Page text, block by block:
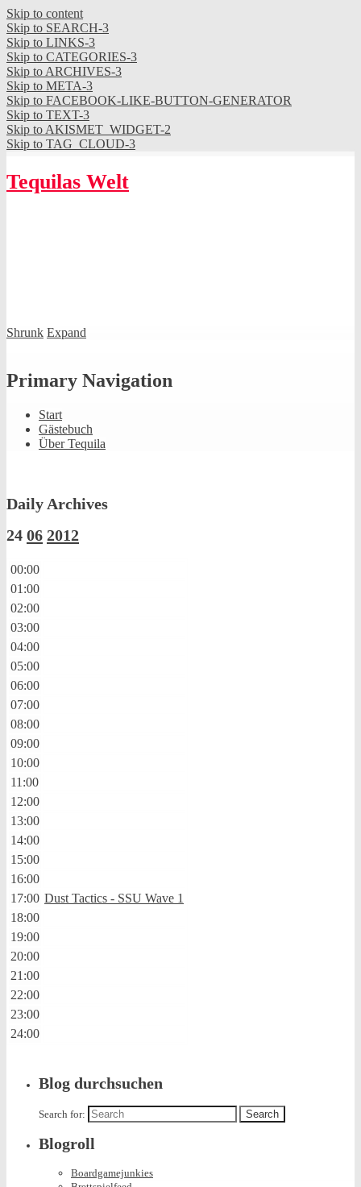
Skip to content
Skip to SEARCH-3
Skip to LINKS-3
Skip to CATEGORIES-3
Skip to ARCHIVES-3
Skip to META-3
Skip to FACEBOOK-LIKE-BUTTON-GENERATOR
Skip to TEXT-3
Skip to AKISMET_WIDGET-2
Skip to TAG_CLOUD-3
Tequilas Welt
Shrunk Expand
Primary Navigation
Start
Gästebuch
Über Tequila
Daily Archives
24 06 2012
00:00
01:00
02:00
03:00
04:00
05:00
06:00
07:00
08:00
09:00
10:00
11:00
12:00
13:00
14:00
15:00
16:00
17:00 Dust Tactics - SSU Wave 1
18:00
19:00
20:00
21:00
22:00
23:00
24:00
Blog durchsuchen
Search for:
Blogroll
Boardgamejunkies